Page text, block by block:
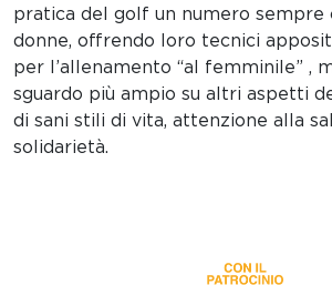
pratica del golf un numero sempre
donne, offrendo loro tecnici
per l’allenamento “al femminile” ,
sguardo più ampio su altri aspetti
di sani stili di vita, attenzione alla
solidarietà.